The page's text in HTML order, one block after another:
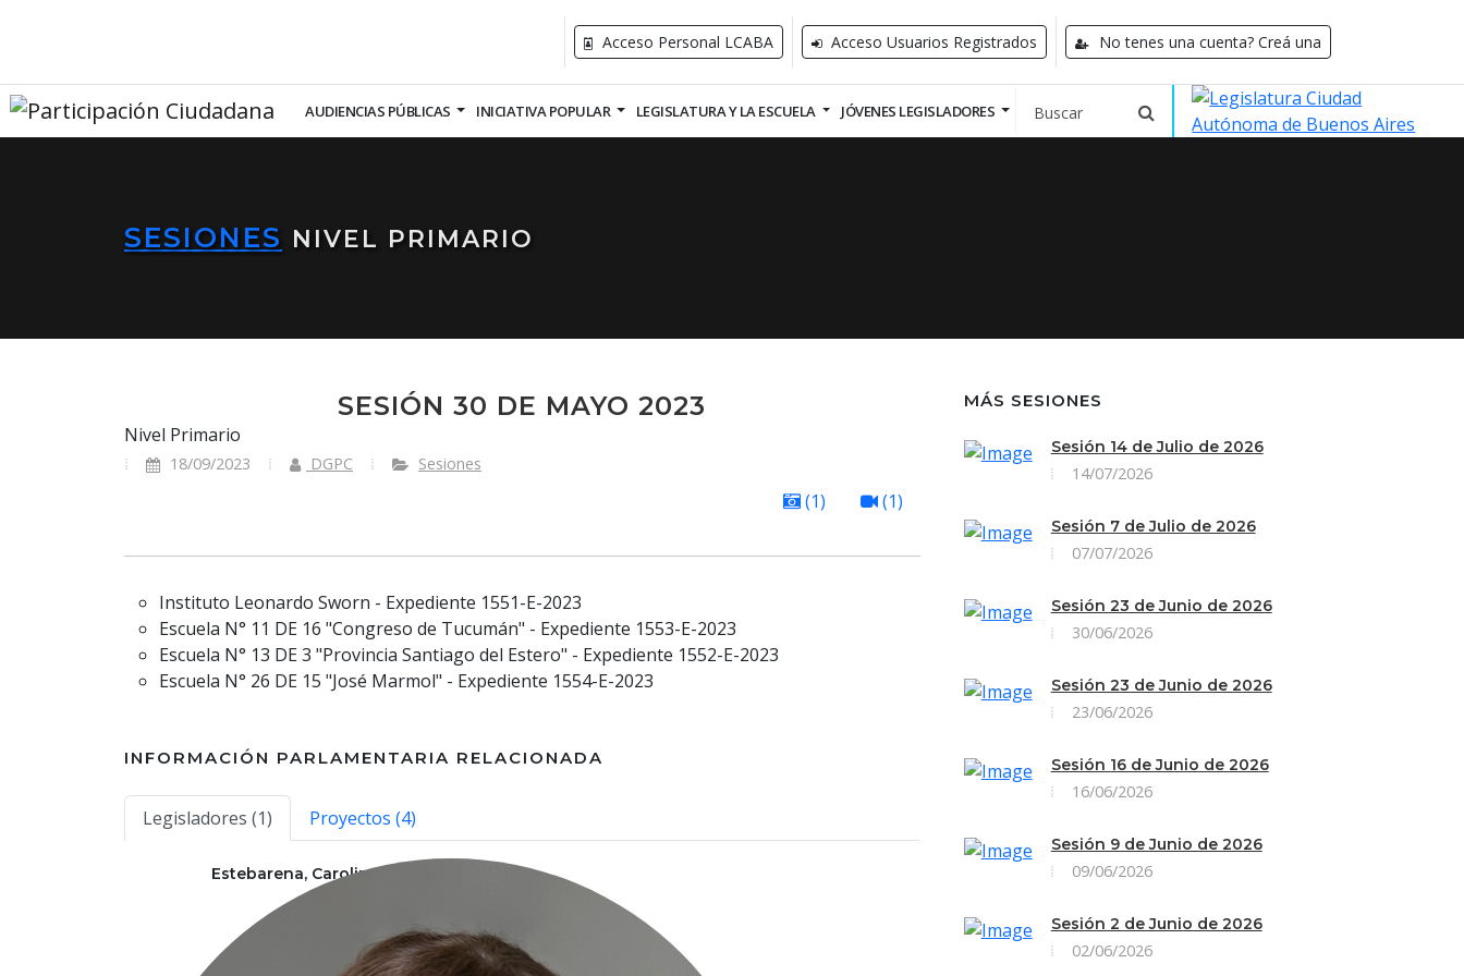
Acceso Personal LCABA Acceso Usuarios Registrados No tenes una cuenta? Creá una
AUDIENCIAS PÚBLICAS INICIATIVA POPULAR LEGISLATURA Y LA ESCUELA JÓVENES LEGISLADORES
SESIONES NIVEL PRIMARIO
SESIÓN 30 DE MAYO 2023
Nivel Primario
18/09/2023 DGPC Sesiones
(1) (1)
30/05/2023
Instituto Leonardo Sworn - Expediente 1551-E-2023
Escuela N° 11 DE 16 "Congreso de Tucumán" - Expediente 1553-E-2023
Escuela N° 13 DE 3 "Provincia Santiago del Estero" - Expediente 1552-E-2023
Escuela N° 26 DE 15 "José Marmol" - Expediente 1554-E-2023
INFORMACIÓN PARLAMENTARIA RELACIONADA
Legisladores (1) Proyectos (4)
Estebarena, Carolina
MÁS SESIONES
Sesión 14 de Julio de 2026
14/07/2026
Sesión 7 de Julio de 2026
07/07/2026
Sesión 23 de Junio de 2026
30/06/2026
Sesión 23 de Junio de 2026
23/06/2026
Sesión 16 de Junio de 2026
16/06/2026
Sesión 9 de Junio de 2026
09/06/2026
Sesión 2 de Junio de 2026
02/06/2026